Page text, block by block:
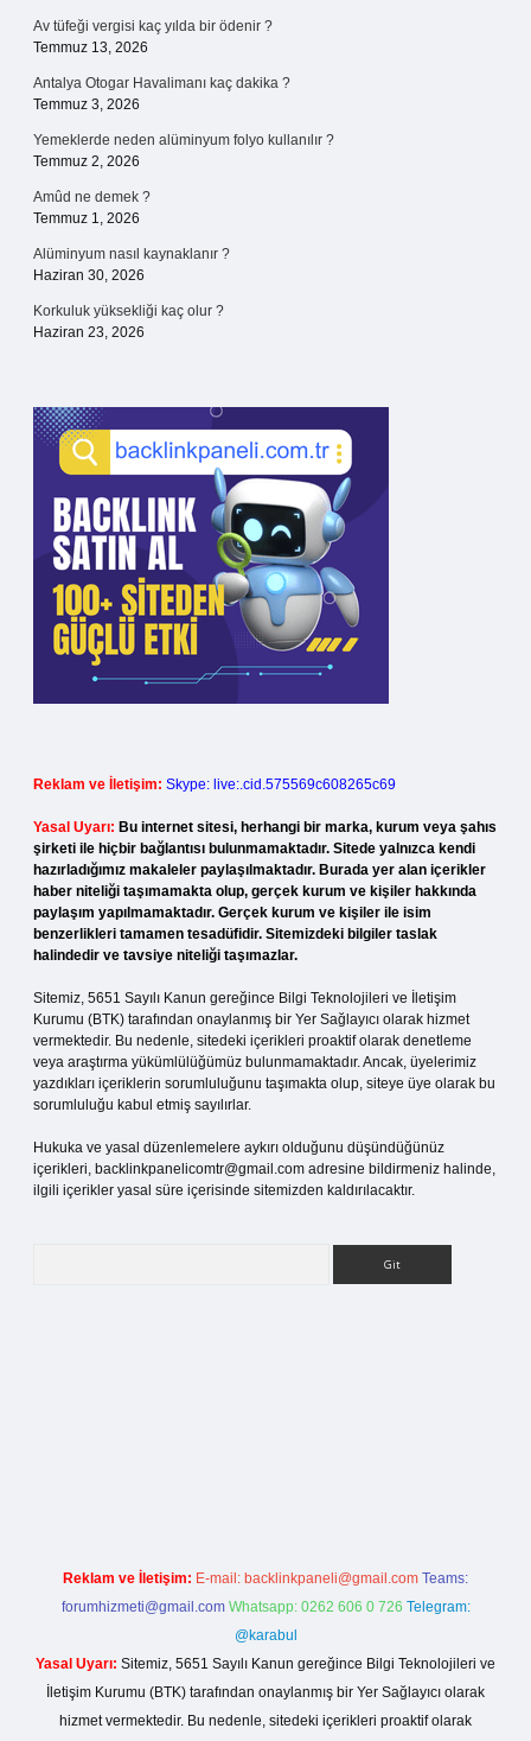
Av tüfeği vergisi kaç yılda bir ödenir ?
Temmuz 13, 2026
Antalya Otogar Havalimanı kaç dakika ?
Temmuz 3, 2026
Yemeklerde neden alüminyum folyo kullanılır ?
Temmuz 2, 2026
Amûd ne demek ?
Temmuz 1, 2026
Alüminyum nasıl kaynaklanır ?
Haziran 30, 2026
Korkuluk yüksekliği kaç olur ?
Haziran 23, 2026
Reklam ve İletişim: Skype: live:.cid.575569c608265c69
Yasal Uyarı: Bu internet sitesi, herhangi bir marka, kurum veya şahıs
şirketi ile hiçbir bağlantısı bulunmamaktadır. Sitede yalnızca kendi
hazırladığımız makaleler paylaşılmaktadır. Burada yer alan içerikler
haber niteliği taşımamakta olup, gerçek kurum ve kişiler hakkında
paylaşım yapılmamaktadır. Gerçek kurum ve kişiler ile isim
benzerlikleri tamamen tesadüfidir. Sitemizdeki bilgiler taslak
halindedir ve tavsiye niteliği taşımazlar.
Sitemiz, 5651 Sayılı Kanun gereğince Bilgi Teknolojileri ve İletişim
Kurumu (BTK) tarafından onaylanmış bir Yer Sağlayıcı olarak hizmet
vermektedir. Bu nedenle, sitedeki içerikleri proaktif olarak denetleme
veya araştırma yükümlülüğümüz bulunmamaktadır. Ancak, üyelerimiz
yazdıkları içeriklerin sorumluluğunu taşımakta olup, siteye üye olarak bu
sorumluluğu kabul etmiş sayılırlar.
Hukuka ve yasal düzenlemelere aykırı olduğunu düşündüğünüz
içerikleri, backlinkpanelicomtr@gmail.com adresine bildirmeniz halinde,
ilgili içerikler yasal süre içerisinde sitemizden kaldırılacaktır.
Reklam ve İletişim: E-mail: backlinkpaneli@gmail.com Teams:
forumhizmeti@gmail.com Whatsapp: 0262 606 0 726 Telegram:
@karabul
Yasal Uyarı: Sitemiz, 5651 Sayılı Kanun gereğince Bilgi Teknolojileri ve
İletişim Kurumu (BTK) tarafından onaylanmış bir Yer Sağlayıcı olarak
hizmet vermektedir. Bu nedenle, sitedeki içerikleri proaktif olarak